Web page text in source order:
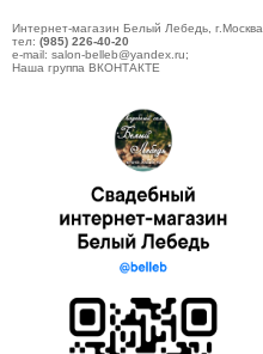
Интернет-магазин Белый Лебедь, г.Москва
тел: (985) 226-40-20
e-mail: salon-belleb@yandex.ru;
Наша группа ВКОНТАКТЕ